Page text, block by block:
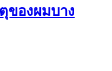
ของผมบาง